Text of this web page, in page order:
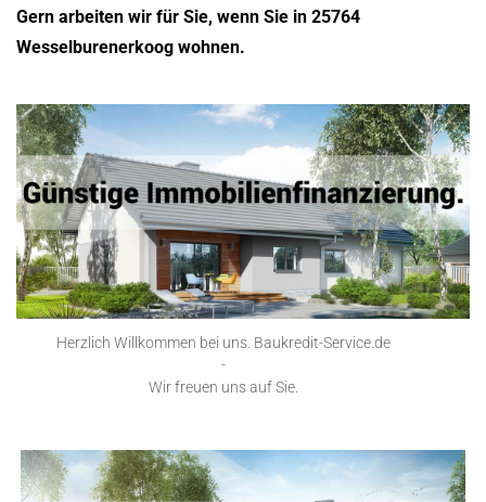
Gern arbeiten wir für Sie, wenn Sie in 25764
Wesselburenerkoog wohnen.
Herzlich Willkommen bei uns. Baukredit-Service.de
-
Wir freuen uns auf Sie.